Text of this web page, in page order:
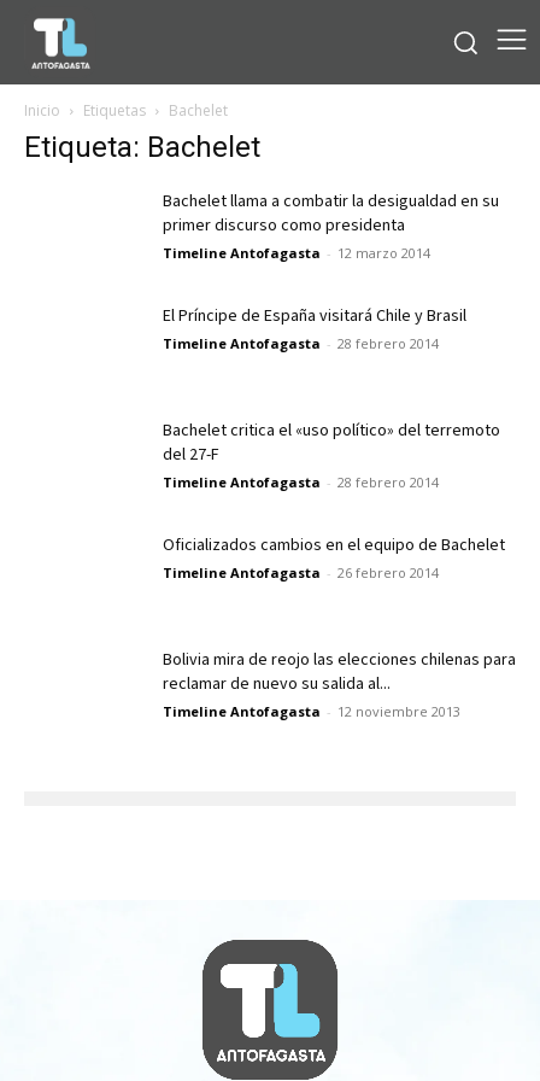
Inicio Etiquetas Bachelet
Etiqueta: Bachelet
Bachelet llama a combatir la desigualdad en su
primer discurso como presidenta
Timeline Antofagasta - 12 marzo 2014
El Príncipe de España visitará Chile y Brasil
Timeline Antofagasta - 28 febrero 2014
Bachelet critica el «uso político» del terremoto
del 27-F
Timeline Antofagasta - 28 febrero 2014
Oficializados cambios en el equipo de Bachelet
Timeline Antofagasta - 26 febrero 2014
Bolivia mira de reojo las elecciones chilenas para
reclamar de nuevo su salida al...
Timeline Antofagasta - 12 noviembre 2013